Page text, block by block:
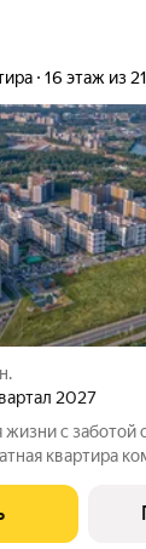
16 этаж из 21
2027
жизни с заботой
квартира
вариантах: